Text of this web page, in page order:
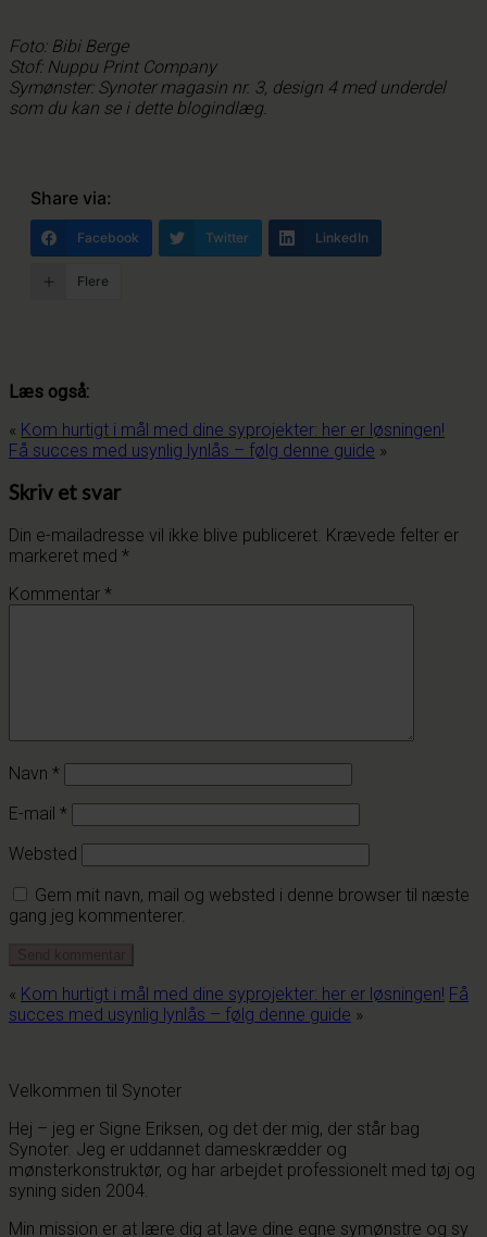
Foto: Bibi Berge
Stof: Nuppu Print Company
Symønster: Synoter magasin nr. 3, design 4 med underdel
som du kan se i dette blogindlæg.
Share via:
Facebook Twitter LinkedIn
Flere
Læs også:
« Kom hurtigt i mål med dine syprojekter: her er løsningen!
Få succes med usynlig lynlås – følg denne guide »
Skriv et svar
Din e-mailadresse vil ikke blive publiceret. Krævede felter er
markeret med *
Kommentar *
Navn *
E-mail *
Websted
Gem mit navn, mail og websted i denne browser til næste
gang jeg kommenterer.
« Kom hurtigt i mål med dine syprojekter: her er løsningen! Få
succes med usynlig lynlås – følg denne guide »
Velkommen til Synoter
Hej – jeg er Signe Eriksen, og det der mig, der står bag
Synoter. Jeg er uddannet dameskrædder og
mønsterkonstruktør, og har arbejdet professionelt med tøj og
syning siden 2004.
Min mission er at lære dig at lave dine egne symønstre og sy